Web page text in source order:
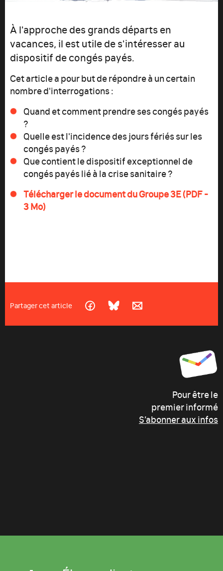
À l'approche des grands départs en
vacances, il est utile de s'intéresser au
dispositif de congés payés.
Cet article a pour but de répondre à un certain
nombre d'interrogations :
Quand et comment prendre ses congés payés
?
Quelle est l'incidence des jours fériés sur les
congés payés ?
Que contient le dispositif exceptionnel de
congés payés lié à la crise sanitaire ?
Télécharger le document du Groupe 3E (PDF -
3 Mo)
Partager cet article
Pour être le
premier informé
S’abonner aux infos